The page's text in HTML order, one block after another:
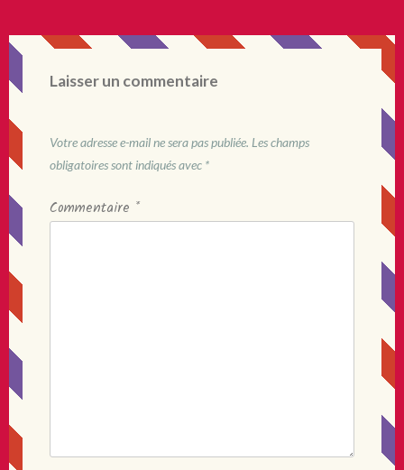
Laisser un commentaire
Votre adresse e-mail ne sera pas publiée. Les champs
obligatoires sont indiqués avec *
Commentaire *